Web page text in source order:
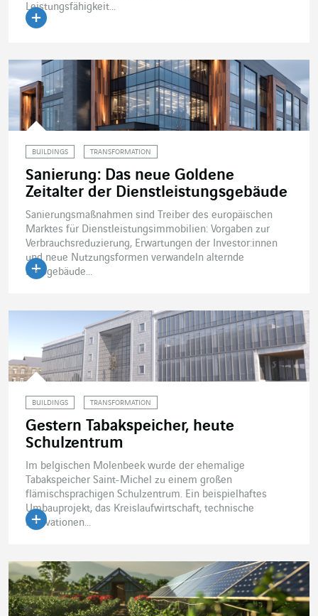
Leistungsfähigkeit...
BUILDINGS TRANSFORMATION
Sanierung: Das neue Goldene
Zeitalter der Dienstleistungsgebäude
Sanierungsmaßnahmen sind Treiber des europäischen
Marktes für Dienstleistungsimmobilien: Vorgaben zur
Verbrauchsreduzierung, Erwartungen der Investor:innen
und neue Nutzungsformen verwandeln alternde
Bürogebäude...
BUILDINGS TRANSFORMATION
Gestern Tabakspeicher, heute
Schulzentrum
Im belgischen Molenbeek wurde der ehemalige
Tabakspeicher Saint-Michel zu einem großen
flämischsprachigen Schulzentrum. Ein beispielhaftes
Umbauprojekt, das Kreislaufwirtschaft, technische
Innovationen...